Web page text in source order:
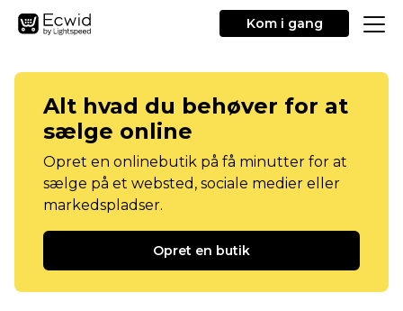
Kom i gang
Alt hvad du behøver for at
sælge online
Opret en onlinebutik på få minutter for at
sælge på et websted, sociale medier eller
markedspladser.
Opret en butik